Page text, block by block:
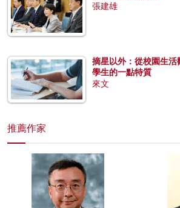
張建雄
摘星以外：從校園生活
學生的一點特質
來文
推薦作家